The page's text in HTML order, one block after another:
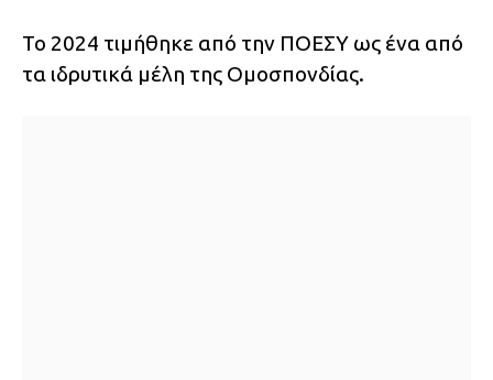
Το 2024 τιμήθηκε από την ΠΟΕΣΥ ως ένα από
τα ιδρυτικά μέλη της Ομοσπονδίας.